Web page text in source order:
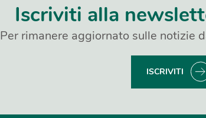
Iscriviti alla
Per rimanere aggiornato sulle notizie
ISCRIVITI